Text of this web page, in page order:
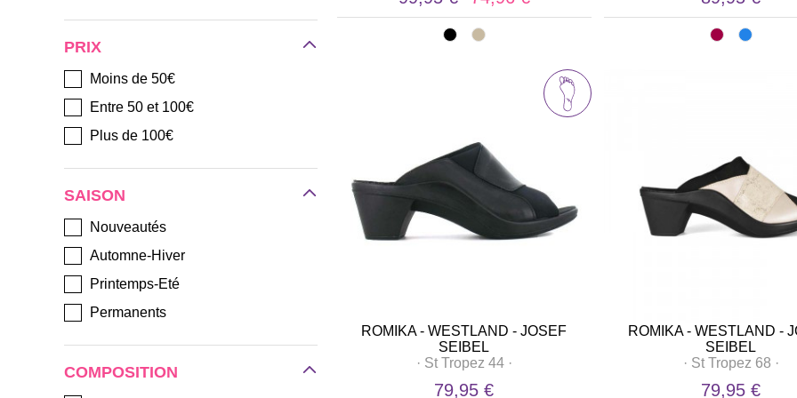
PRIX
Moins de 50€
Entre 50 et 100€
Plus de 100€
SAISON
Nouveautés
Automne-Hiver
Printemps-Eté
Permanents
COMPOSITION
ROMIKA - WESTLAND - JOSEF
SEIBEL
· St Tropez 44·
79,95 €
ROMIKA - WESTLAND -
SEIBEL
· St Tropez 68 ·
79,95 €